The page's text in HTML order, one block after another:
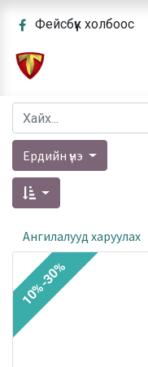
Фейсбүүк холбоос
Ердийн үнэ
Ангилалууд харуулах
10%-30%